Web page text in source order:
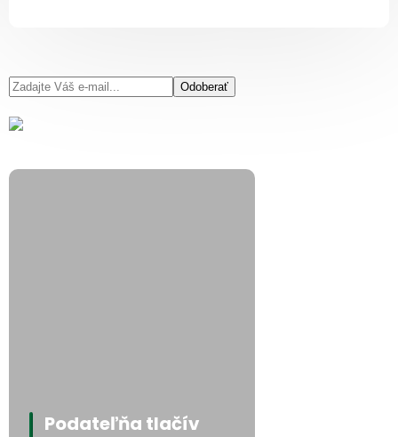
Odoberať
Podateľňa tlačív